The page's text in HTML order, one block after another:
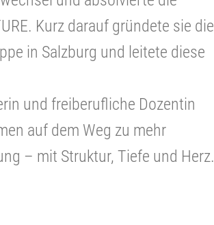
Kurz darauf gründete sie die
in Salzburg und leitete diese
und freiberufliche Dozentin
auf dem Weg zu mehr
– mit Struktur, Tiefe und Herz.